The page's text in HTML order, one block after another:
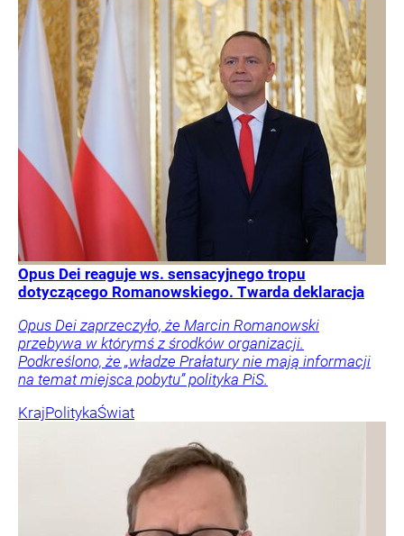
Opus Dei reaguje ws. sensacyjnego tropu
dotyczącego Romanowskiego. Twarda deklaracja
Opus Dei zaprzeczyło, że Marcin Romanowski
przebywa w którymś z środków organizacji.
Podkreślono, że „władze Prałatury nie mają informacji
na temat miejsca pobytu” polityka PiS.
KrajPolitykaŚwiat